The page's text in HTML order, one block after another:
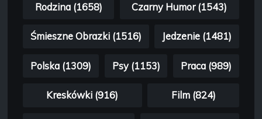
Rodzina (1658) Czarny Humor (1543)
Śmieszne Obrazki (1516) Jedzenie (1481)
Polska (1309) Psy (1153) Praca (989)
Kreskówki (916) Film (824)